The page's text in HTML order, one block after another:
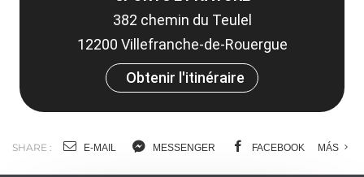
382 chemin du Teulel
12200 Villefranche-de-Rouergue
Obtenir l'itinéraire
SHARE : E-MAIL MESSENGER FACEBOOK MÁS